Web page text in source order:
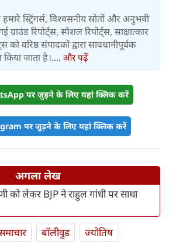
स्ट्रिंगर्स, विश्वसनीय स्रोतों और अनुभवी
ग्राउंड रिपोर्ट्स, स्पेशल रिपोर्ट्स, साक्षात्कार
वरिष्ठ संपादकों द्वारा सावधानीपूर्वक
जाता है।.... और पढ़ें
पर जुड़ने के लिए यहां क्लिक करें
पर जुड़ने के लिए यहां क्लिक करें
अगला लेख
को लेकर BJP ने राहुल गांधी पर साधा
बॉलीवुड
ज्योतिष